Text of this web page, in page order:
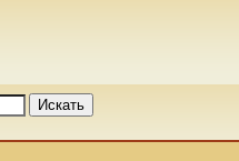
Искать